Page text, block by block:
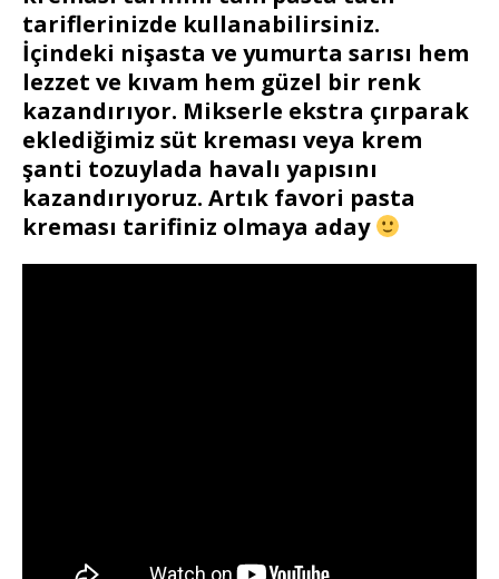
tariflerinizde kullanabilirsiniz.
İçindeki nişasta ve yumurta sarısı hem
lezzet ve kıvam hem güzel bir renk
kazandırıyor. Mikserle ekstra çırparak
eklediğimiz süt kreması veya krem
şanti tozuylada havalı yapısını
kazandırıyoruz. Artık favori pasta
kreması tarifiniz olmaya aday